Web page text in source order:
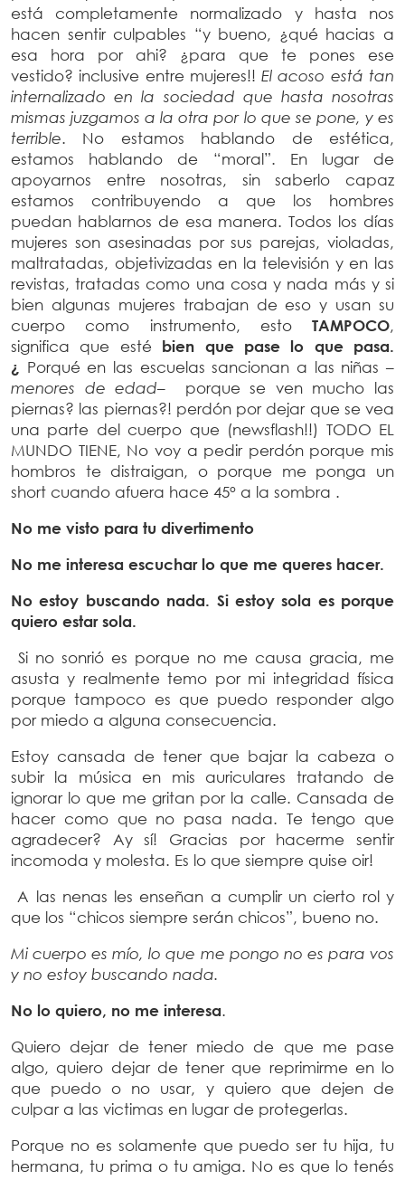
está completamente normalizado y hasta nos
hacen sentir culpables “y bueno, ¿qué hacias a
esa hora por ahi? ¿para que te pones ese
vestido? inclusive entre mujeres!!El acoso está tan
internalizado en la sociedad que hasta nosotras
mismas juzgamos a la otra por lo que se pone, y es
terrible. No estamos hablando de estética,
estamos hablando de “moral”. En lugar de
apoyarnos entre nosotras, sin saberlo capaz
estamos contribuyendo a que los hombres
puedan hablarnos de esa manera. Todos los días
mujeres son asesinadas por sus parejas, violadas,
maltratadas, objetivizadas en la televisión y en las
revistas, tratadas como una cosa y nada más y si
bien algunas mujeres trabajan de eso y usan su
cuerpo como instrumento, esto TAMPOCO,
significa que esté bien que pase lo que pasa.
¿ Porqué en las escuelas sancionan a las niñas –
menores de edad– porque se ven mucho las
piernas? las piernas?! perdón por dejar que se vea
una parte del cuerpo que (newsflash!!) TODO EL
MUNDO TIENE, No voy a pedir perdón porque mis
hombros te distraigan, o porque me ponga un
short cuando afuera hace 45° a la sombra .
No me visto para tu divertimento
No me interesa escuchar lo que me queres hacer.
No estoy buscando nada. Si estoy sola es porque
quiero estar sola.
Si no sonrió es porque no me causa gracia, me
asusta y realmente temo por mi integridad física
porque tampoco es que puedo responder algo
por miedo a alguna consecuencia.
Estoy cansada de tener que bajar la cabeza o
subir la música en mis auriculares tratando de
ignorar lo que me gritan por la calle. Cansada de
hacer como que no pasa nada. Te tengo que
agradecer? Ay sí! Gracias por hacerme sentir
incomoda y molesta. Es lo que siempre quise oir!
A las nenas les enseñan a cumplir un cierto rol y
que los “chicos siempre serán chicos”, bueno no.
Mi cuerpo es mío, lo que me pongo no es para vos
y no estoy buscando nada.
No lo quiero, no me interesa.
Quiero dejar de tener miedo de que me pase
algo, quiero dejar de tener que reprimirme en lo
que puedo o no usar, y quiero que dejen de
culpar a las victimas en lugar de protegerlas.
Porque no es solamente que puedo ser tu hija, tu
hermana, tu prima o tu amiga. No es que lo tenés